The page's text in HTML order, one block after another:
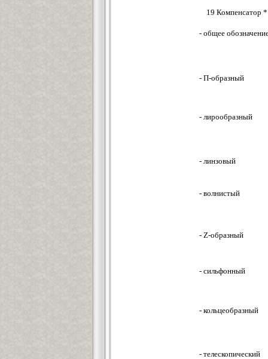
19 Компенсатор
- общее
- П-образный
- лирообразный
- линзовый
- волнистый
- Z-образный
- сильфонный
- кольцеобразный
- телескопический